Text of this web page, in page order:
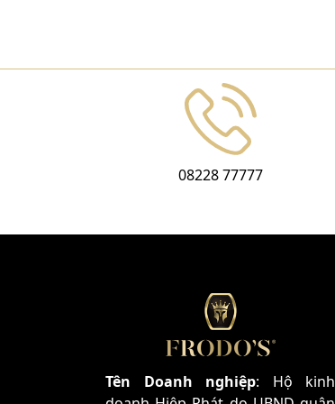
08228 77777
Tên Doanh nghiệp: Hộ kinh